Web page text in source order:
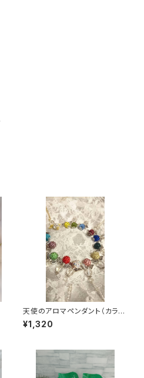
天使のアロマペンダント（カラー
お任せ）
¥1,320